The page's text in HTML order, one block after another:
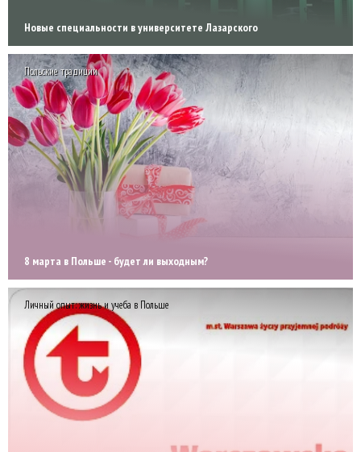
Новые специальности в университете Лазарского
Польские традиции
8 марта в Польше - будет ли выходным?
Личный опыт: жизнь и учеба в Польше